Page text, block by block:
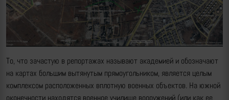
То, что зачастую в репортажах называют академией и обозначают
на картах большим вытянутым прямоугольником, является целым
комплексом расположенных вплотную военных объектов. На южной
оконечности находятся военное училище вооружений (или как ее